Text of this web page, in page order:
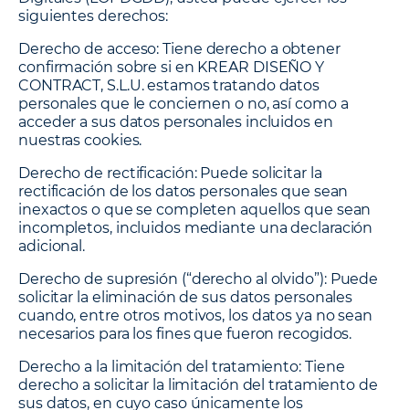
siguientes derechos:
Derecho de acceso: Tiene derecho a obtener
confirmación sobre si en KREAR DISEÑO Y
CONTRACT, S.L.U. estamos tratando datos
personales que le conciernen o no, así como a
acceder a sus datos personales incluidos en
nuestras cookies.
Derecho de rectificación:Puede solicitar la
rectificación de los datos personales que sean
inexactos o que se completen aquellos que sean
incompletos, incluidos mediante una declaración
adicional.
Derecho de supresión (“derecho al olvido”):Puede
solicitar la eliminación de sus datos personales
cuando, entre otros motivos, los datos ya no sean
necesarios para los fines que fueron recogidos.
Derecho a la limitación del tratamiento: Tiene
derecho a solicitar la limitación del tratamiento de
sus datos, en cuyo caso únicamente los